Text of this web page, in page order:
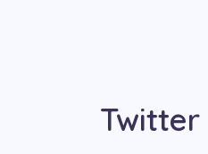
Twitter